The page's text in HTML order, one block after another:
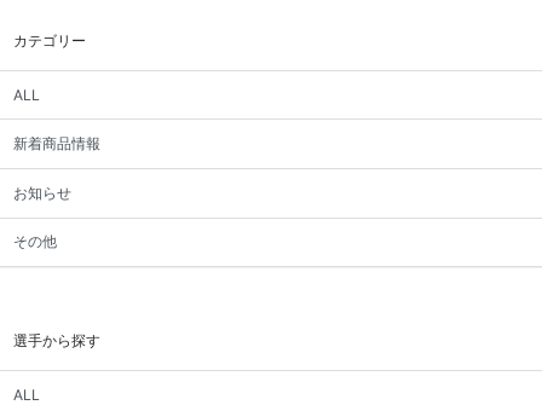
カテゴリー
ALL
新着商品情報
お知らせ
その他
選手から探す
ALL